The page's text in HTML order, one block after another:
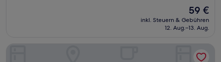
Der
Preis
beträgt
59 €
inkl. Steuern & Gebühren
12. Aug.–13. Aug.
Hotel McCoy Tucson - Art, Coffee, Beer, Wine